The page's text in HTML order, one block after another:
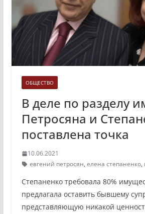
ОБЩЕСТВО
В деле по разделу
Петросяна и
поставлена точка
10.06.2021
евгений петросян, елена степаненко,
Степаненко требовала 80%
предлагала оставить бывшему
представляющую никакой